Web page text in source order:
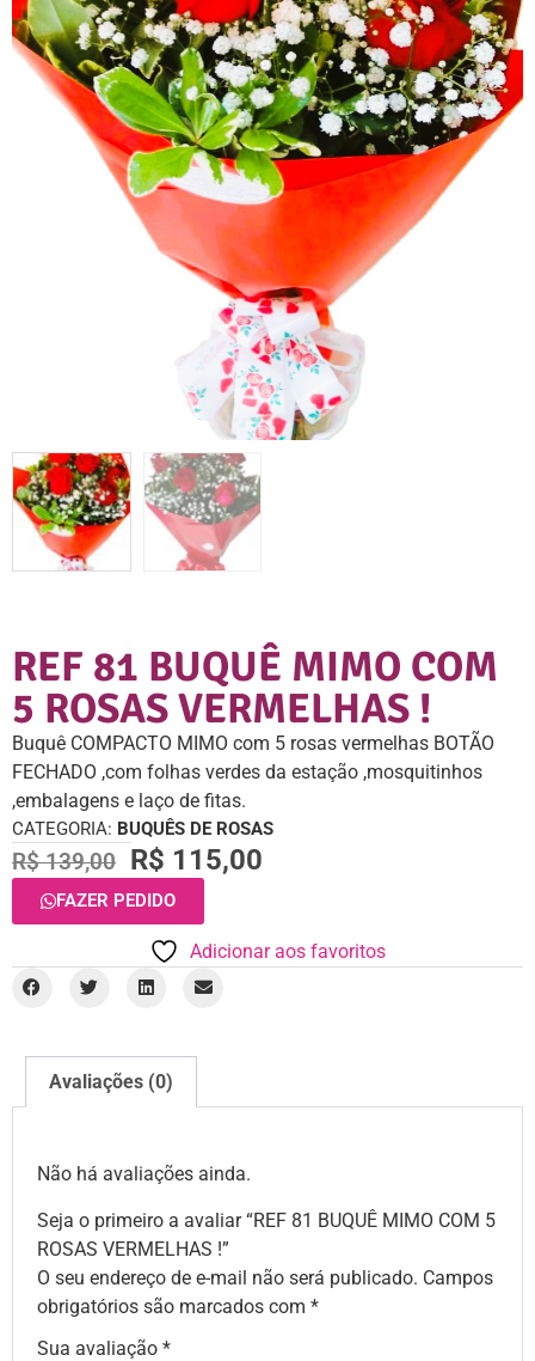
REF 81 BUQUÊ MIMO COM
5 ROSAS VERMELHAS !
Buquê COMPACTO MIMO com 5 rosas vermelhas BOTÃO
FECHADO ,com folhas verdes da estação ,mosquitinhos
,embalagens e laço de fitas.
CATEGORIA: BUQUÊS DE ROSAS
R$139,00 R$ 115,00
FAZER PEDIDO
Adicionar aos favoritos
Avaliações (0)
Não há avaliações ainda.
Seja o primeiro a avaliar “REF 81 BUQUÊ MIMO COM 5
ROSAS VERMELHAS !”
O seu endereço de e-mail não será publicado. Campos
obrigatórios são marcados com *
Sua avaliação *